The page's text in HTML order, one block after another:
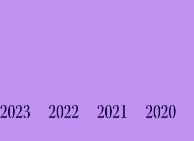
2023 2022 2021 2020